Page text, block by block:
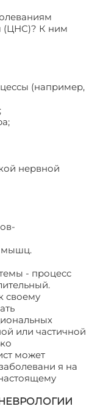
(ЦНС)? К ним
(например,
нервной
мышц.
- процесс
своему
или частичной
может
я на